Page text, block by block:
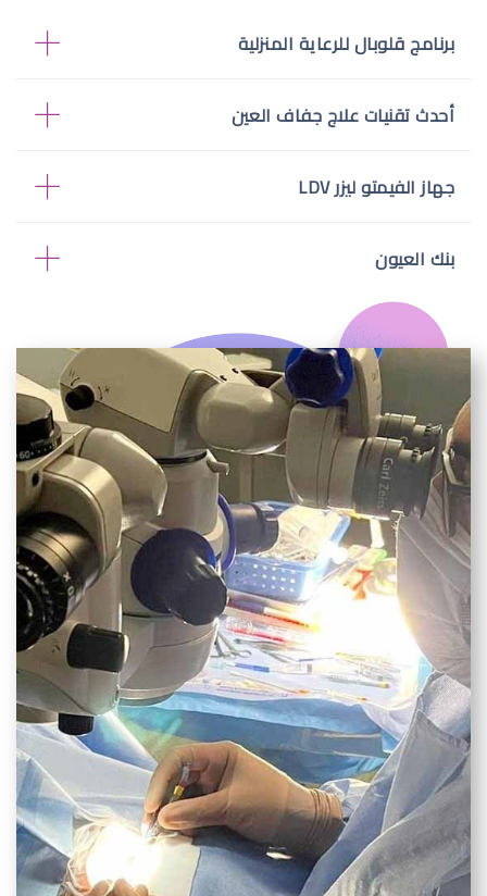
برنامج قلوبال للرعاية المنزلية
أحدث تقنيات علاج جفاف العين
جهاز الفيمتو ليزر LDV
بنك العيون